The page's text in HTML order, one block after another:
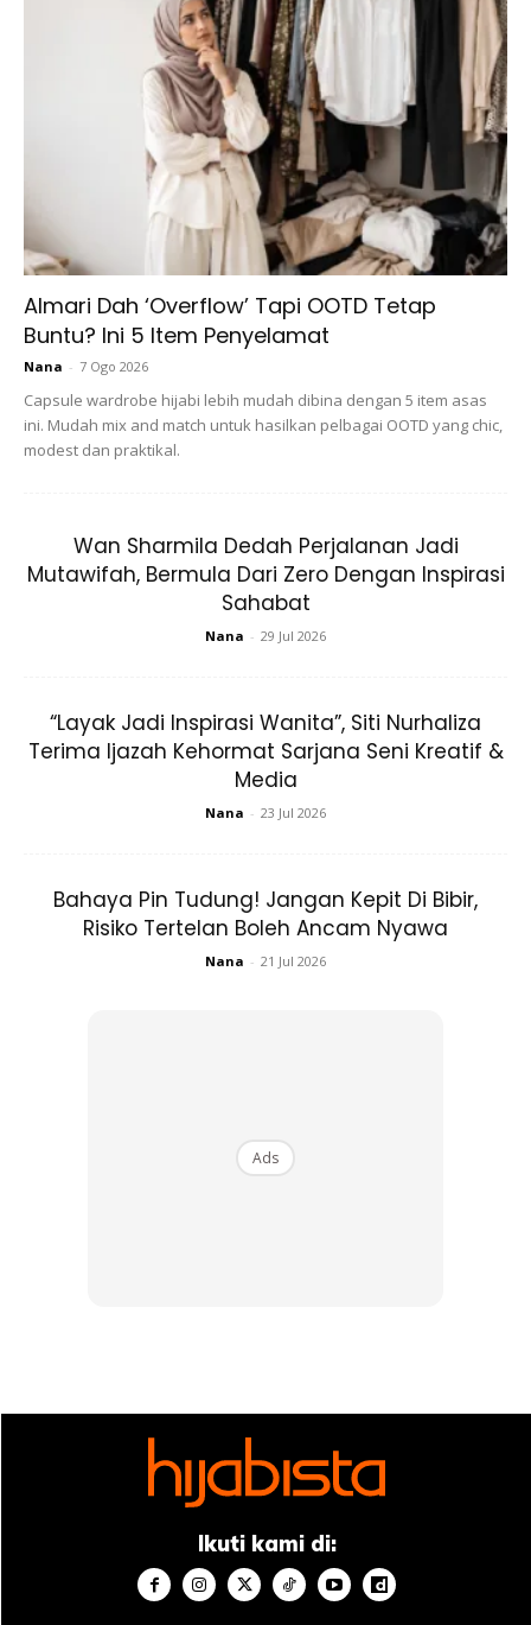
Ads
Selain itu, mereka juga ingin mengucapkan terima kasih
sepanjang proses Siti melahirkan.
Siti Aafiyah dan anak yang kedua ini juga.
Anda mungkin berminat dengan
Almari Dah ‘Overflow’ Tapi OOTD Tetap
Buntu? Ini 5 Item Penyelamat
Nana - 7 Ogo 2026
Capsule wardrobe hijabi lebih mudah dibina dengan 5 item asas
ini. Mudah mix and match untuk hasilkan pelbagai OOTD yang chic,
modest dan praktikal.
Wan Sharmila Dedah Perjalanan Jadi
Mutawifah, Bermula Dari Zero Dengan Inspirasi
Sahabat
Nana - 29 Jul 2026
“Layak Jadi Inspirasi Wanita”, Siti Nurhaliza
Terima Ijazah Kehormat Sarjana Seni Kreatif &
Media
Nana - 23 Jul 2026
Bahaya Pin Tudung! Jangan Kepit Di Bibir,
Risiko Tertelan Boleh Ancam Nyawa
Nana - 21 Jul 2026
Ads
Ikuti kami di: